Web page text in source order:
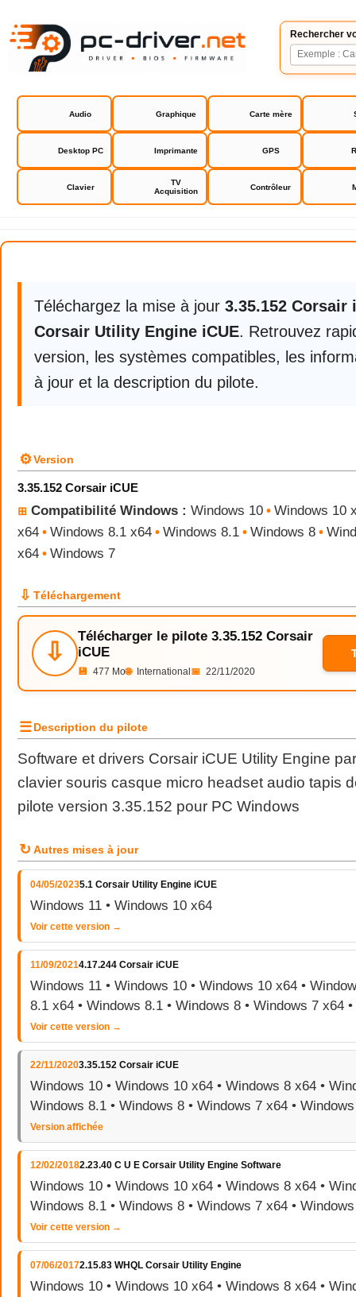
Rechercher
Audio Graphique Carte mère
Desktop PC Imprimante GPS
Clavier
TV
Acquisition
Contrôleur
Corsair Utility Engine iCUE
Téléchargez la mise à jour 3.35.152 Corsair
Corsair Utility Engine iCUE. Retrouvez
version, les systèmes compatibles, les
à jour et la description du pilote.
⚙Version
3.35.152 Corsair iCUE
⊞ Compatibilité Windows : Windows 10 • Windows 10
x64 • Windows 8.1 x64 • Windows 8.1 • Windows 8 •
x64 • Windows 7
⇩ Téléchargement
⇩
Télécharger le pilote 3.35.152 Corsair
iCUE
💾 477 Mo🌐 International 📅 22/11/2020
☰Description du pilote
Software et drivers Corsair iCUE Utility Engine
clavier souris casque micro headset audio tapis
pilote version 3.35.152 pour PC Windows
↻ Autres mises à jour
04/05/20235.1 Corsair Utility Engine iCUE
Windows 11 • Windows 10 x64
Voir cette version →
11/09/20214.17.244 Corsair iCUE
Windows 11 • Windows 10 • Windows 10 x64 •
8.1 x64 • Windows 8.1 • Windows 8 • Windows 7 x64
Voir cette version →
22/11/20203.35.152 Corsair iCUE
Windows 10 • Windows 10 x64 • Windows 8 x64 •
Windows 8.1 • Windows 8 • Windows 7 x64 •
Version affichée
12/02/20182.23.40 C U E Corsair Utility Engine Software
Windows 10 • Windows 10 x64 • Windows 8 x64 •
Windows 8.1 • Windows 8 • Windows 7 x64 •
Voir cette version →
07/06/20172.15.83 WHQL Corsair Utility Engine
Windows 10 • Windows 10 x64 • Windows 8 x64 •